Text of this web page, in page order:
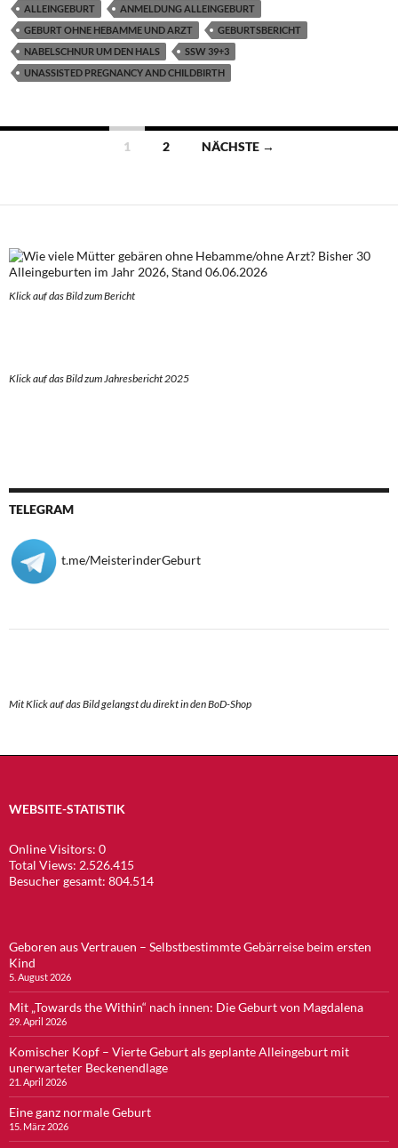
ALLEINGEBURT
ANMELDUNG ALLEINGEBURT
GEBURT OHNE HEBAMME UND ARZT
GEBURTSBERICHT
NABELSCHNUR UM DEN HALS
SSW 39+3
UNASSISTED PREGNANCY AND CHILDBIRTH
Beitragsnavigation
1 2 NÄCHSTE →
Klick auf das Bild zum Bericht
Klick auf das Bild zum Jahresbericht 2025
TELEGRAM
t.me/MeisterinderGeburt
Mit Klick auf das Bild gelangst du direkt in den BoD-Shop
WEBSITE-STATISTIK
Online Visitors: 0
Total Views: 2.526.415
Besucher gesamt: 804.514
Geboren aus Vertrauen – Selbstbestimmte Gebärreise beim ersten
Kind
5. August 2026
Mit „Towards the Within“ nach innen: Die Geburt von Magdalena
29. April 2026
Komischer Kopf – Vierte Geburt als geplante Alleingeburt mit
unerwarteter Beckenendlage
21. April 2026
Eine ganz normale Geburt
15. März 2026